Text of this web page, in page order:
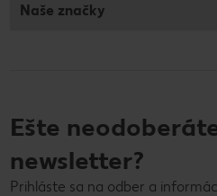
Naše značky
Ešte
newsletter?
Prihláste sa na odber a